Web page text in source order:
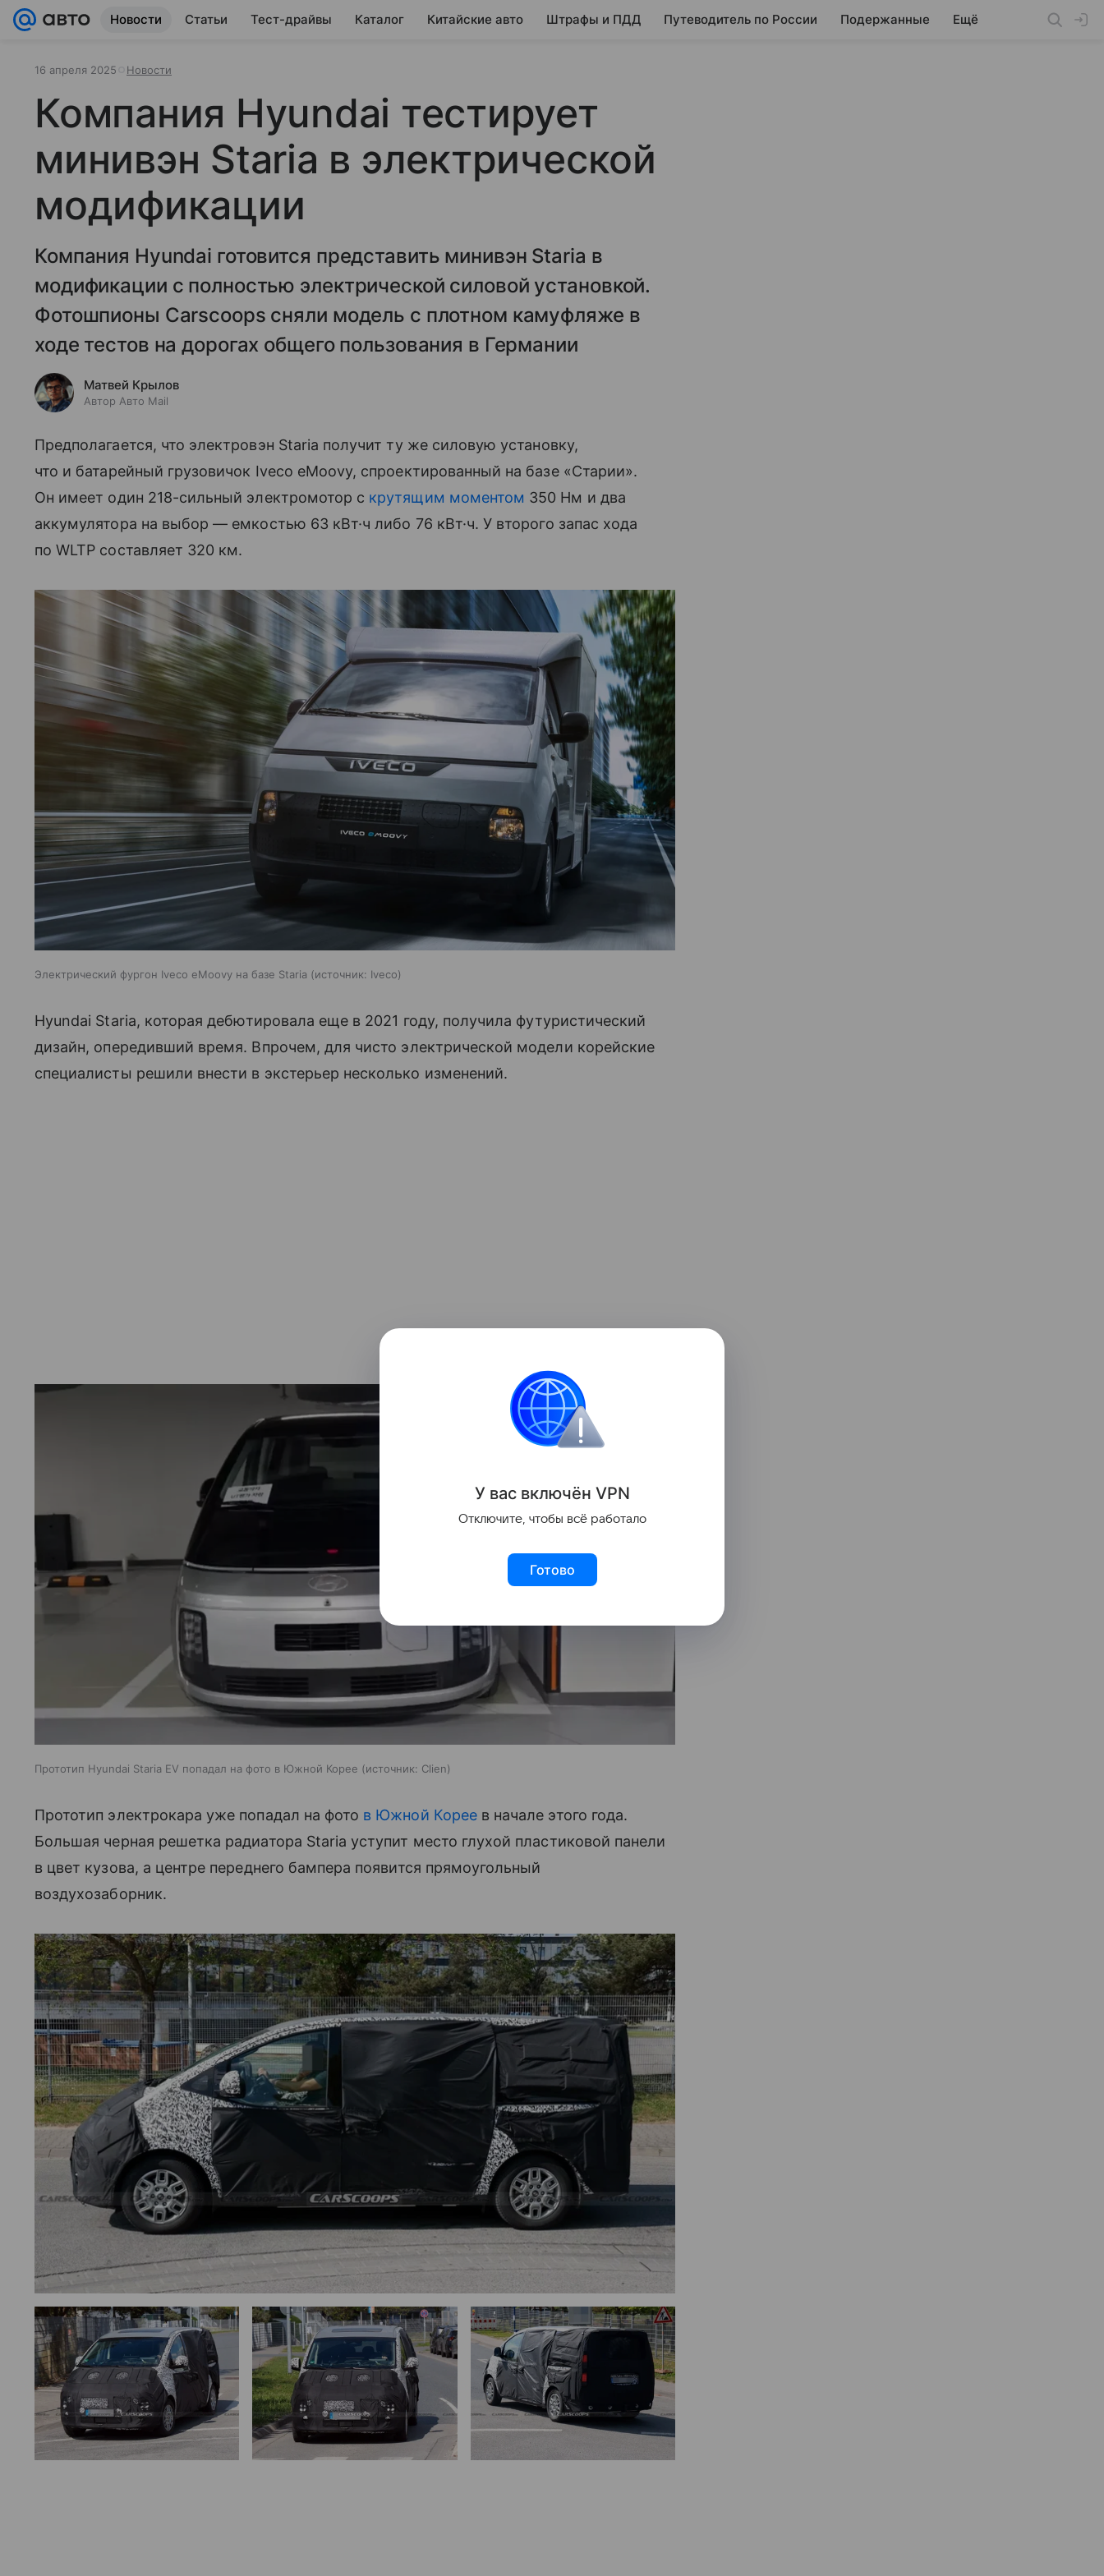
Новости Статьи Тест-драйвы Каталог Китайские авто Штрафы и ПДД Путеводитель по России Подержанные Ещё
16 апреля 2025 Новости
Компания Hyundai тестирует
минивэн Staria в электрической
модификации
Компания Hyundai готовится представить минивэн Staria в
модификации с полностью электрической силовой установкой.
Фотошпионы Carscoops сняли модель с плотном камуфляже в
ходе тестов на дорогах общего пользования в Германии
Матвей Крылов
Автор Авто Mail
Предполагается, что электровэн Staria получит ту же силовую установку,
что и батарейный грузовичок Iveco eMoovy, спроектированный на базе «Старии».
Он имеет один 218-сильный электромотор с крутящим моментом 350 Нм и два
аккумулятора на выбор — емкостью 63 кВт·ч либо 76 кВт·ч. У второго запас хода
по WLTP составляет 320 км.
Электрический фургон Iveco eMoovy на базе Staria источник: Iveco
Hyundai Staria, которая дебютировала еще в 2021 году, получила футуристический
дизайн, опередивший время. Впрочем, для чисто электрической модели корейские
специалисты решили внести в экстерьер несколько изменений.
Прототип Hyundai Staria EV попадал на фото в Южной Корее источник: Clien
Прототип электрокара уже попадал на фото в Южной Кореев начале этого года.
Большая черная решетка радиатора Staria уступит место глухой пластиковой панели
в цвет кузова, а центре переднего бампера появится прямоугольный
воздухозаборник.
У вас включён VPN
Отключите, чтобы всё работало
Готово